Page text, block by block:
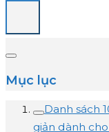
Mục lục
Danh sách
giản dành